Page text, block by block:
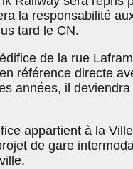
la responsabilité
tard le CN.
de la rue
référence directe
années, il
appartient à la
de gare